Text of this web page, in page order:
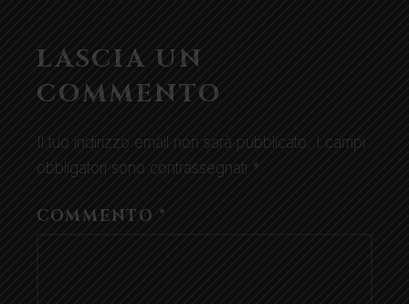
LASCIA UN
COMMENTO
Il tuo indirizzo email non sarà pubblicato.
I campi
obbligatori sono contrassegnati *
COMMENTO *